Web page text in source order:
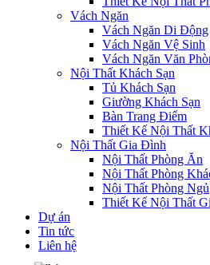
Vách Ngăn
Vách Ngăn Di Động
Vách Ngăn Vệ Sinh
Vách Ngăn Văn
Nội Thất Khách Sạn
Tủ Khách Sạn
Giường Khách Sạn
Bàn Trang Điểm
Thiết Kế Nội Thất
Nội Thất Gia Đình
Nội Thất Phòng Ăn
Nội Thất Phòng
Nội Thất Phòng Ngủ
Thiết Kế Nội Thất
Dự án
Tin tức
Liên hệ